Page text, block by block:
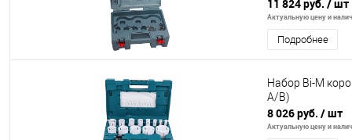
11 824 руб. / шт
Актуальную цену и
Подробнее
Набор Bi-M
А/В)
8 026 руб. / шт
Актуальную цену и